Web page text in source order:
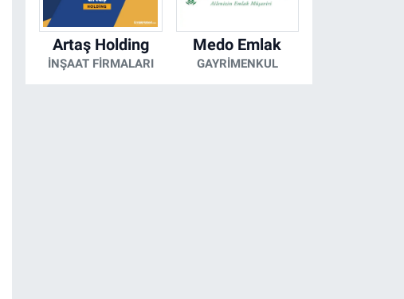
Artaş Holding
İNŞAAT FIRMALARI
Medo Emlak
GAYRIMENKUL